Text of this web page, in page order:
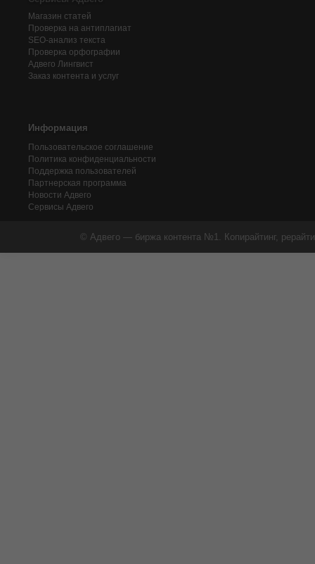
Магазин статей
Проверка на антиплагиат
SEO-анализ текста
Проверка орфографии
Адвего Лингвист
Заказ контента и услуг
Информация
Пользовательское соглашение
Политика конфиденциальности
Поддержка пользователей
Партнерская программа
Новости Адвего
Сервисы Адвего
© Адвего — биржа контента №1. Копирайтинг,